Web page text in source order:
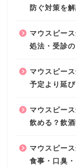
防ぐ対策を
マウスピー
処法・受診
マウスピー
予定より延
マウスピー
飲める？飲
マウスピー
食事・口臭